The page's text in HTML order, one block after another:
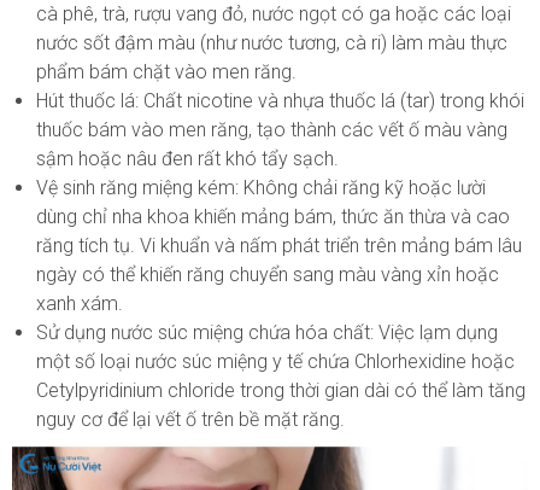
cà phê, trà, rượu vang đỏ, nước ngọt có ga hoặc các loại
nước sốt đậm màu (như nước tương, cà ri) làm màu thực
phẩm bám chặt vào men răng.
Hút thuốc lá: Chất nicotine và nhựa thuốc lá (tar) trong khói
thuốc bám vào men răng, tạo thành các vết ố màu vàng
sậm hoặc nâu đen rất khó tẩy sạch.
Vệ sinh răng miệng kém: Không chải răng kỹ hoặc lười
dùng chỉ nha khoa khiến mảng bám, thức ăn thừa và cao
răng tích tụ. Vi khuẩn và nấm phát triển trên mảng bám lâu
ngày có thể khiến răng chuyển sang màu vàng xỉn hoặc
xanh xám.
Sử dụng nước súc miệng chứa hóa chất: Việc lạm dụng
một số loại nước súc miệng y tế chứa Chlorhexidine hoặc
Cetylpyridinium chloride trong thời gian dài có thể làm tăng
nguy cơ để lại vết ố trên bề mặt răng.